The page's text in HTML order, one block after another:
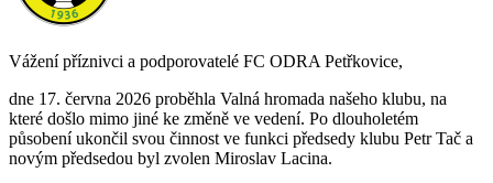
Vážení příznivci a podporovatelé FC ODRA Petřkovice,
dne 17. června 2026 proběhla Valná hromada našeho klubu, na
které došlo mimo jiné ke změně ve vedení. Po dlouholetém
působení ukončil svou činnost ve funkci předsedy klubu Petr Tač a
novým předsedou byl zvolen Miroslav Lacina.